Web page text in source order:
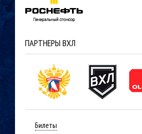
ПАРТНЕРЫ ВХЛ
Билеты